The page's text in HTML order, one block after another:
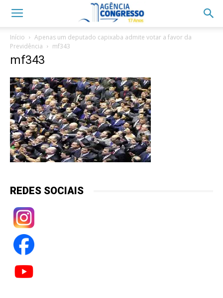
Início
Apenas um deputado capixaba admite votar a favor da
Previdência
mf343
mf343
REDES SOCIAIS